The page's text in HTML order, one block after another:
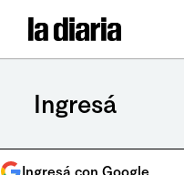
Ingresá
Ingresá con Google